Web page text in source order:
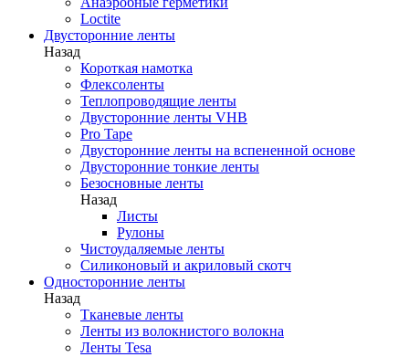
Loctite
Двусторонние ленты
Назад
Короткая намотка
Флексоленты
Теплопроводящие ленты
Двусторонние ленты VHB
Pro Tape
Двусторонние ленты на вспененной основе
Двусторонние тонкие ленты
Безосновные ленты
Назад
Листы
Рулоны
Чистоудаляемые ленты
Силиконовый и акриловый скотч
Односторонние ленты
Назад
Тканевые ленты
Ленты из волокнистого волокна
Ленты Tesa